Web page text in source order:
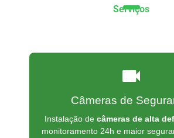
Serviços
videocam
Câmeras de
Instalação de câmeras de alta
monitoramento 24h e maior